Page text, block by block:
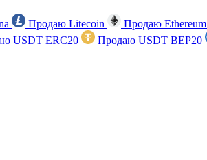
Продаю Litecoin Продаю Ethereum
USDT ERC20 Продаю USDT BEP20